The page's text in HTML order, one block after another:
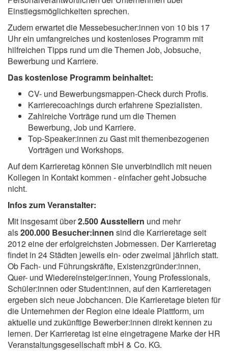
Einstiegsmöglichkeiten sprechen.
Zudem erwartet die Messebesucher:innen von 10 bis 17
Uhr ein umfangreiches und kostenloses Programm mit
hilfreichen Tipps rund um die Themen Job, Jobsuche,
Bewerbung und Karriere.
Das kostenlose Programm beinhaltet:
CV- und Bewerbungsmappen-Check durch Profis.
Karrierecoachings durch erfahrene Spezialisten.
Zahlreiche Vorträge rund um die Themen
Bewerbung, Job und Karriere.
Top-Speaker:innen zu Gast mit themenbezogenen
Vorträgen und Workshops.
Auf dem Karrieretag können Sie unverbindlich mit neuen
Kollegen in Kontakt kommen - einfacher geht Jobsuche
nicht.
Infos zum Veranstalter:
Mit insgesamt über2.500 Ausstellern und mehr
als200.000 Besucher:innen sind die Karrieretage seit
2012 eine der erfolgreichsten Jobmessen. Der Karrieretag
findet in 24 Städten jeweils ein- oder zweimal jährlich statt.
Ob Fach- und Führungskräfte, Existenzgründer:innen,
Quer- und Wiedereinsteiger:innen, Young Professionals,
Schüler:innen oder Student:innen, auf den Karrieretagen
ergeben sich neue Jobchancen. Die Karrieretage bieten für
die Unternehmen der Region eine ideale Plattform, um
aktuelle und zukünftige Bewerber:innen direkt kennen zu
lernen. Der Karrieretag ist eine eingetragene Marke der HR
Veranstaltungsgesellschaft mbH & Co. KG.